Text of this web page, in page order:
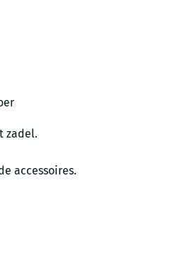
zadel.
accessoires.